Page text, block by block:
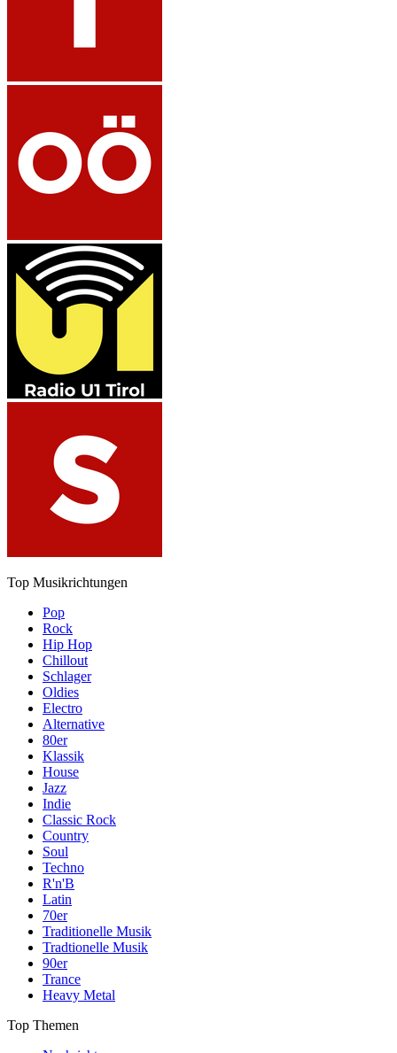
Top Musikrichtungen
Pop
Rock
Hip Hop
Chillout
Schlager
Oldies
Electro
Alternative
80er
Klassik
House
Jazz
Indie
Classic Rock
Country
Soul
Techno
R'n'B
Latin
70er
Traditionelle Musik
Tradtionelle Musik
90er
Trance
Heavy Metal
Top Themen